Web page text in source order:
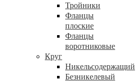
Тройники
Фланцы
плоские
Фланцы
воротниковые
Круг
Никельсодержащий
Безникелевый